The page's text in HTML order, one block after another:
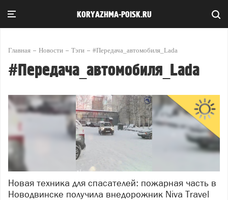
KORYAZHMA-POISK.RU
Главная Новости Тэги #Передача_автомобиля_Lada
#Передача_автомобиля_Lada
Новая техника для спасателей: пожарная часть в
Новодвинске получила внедорожник Niva Travel